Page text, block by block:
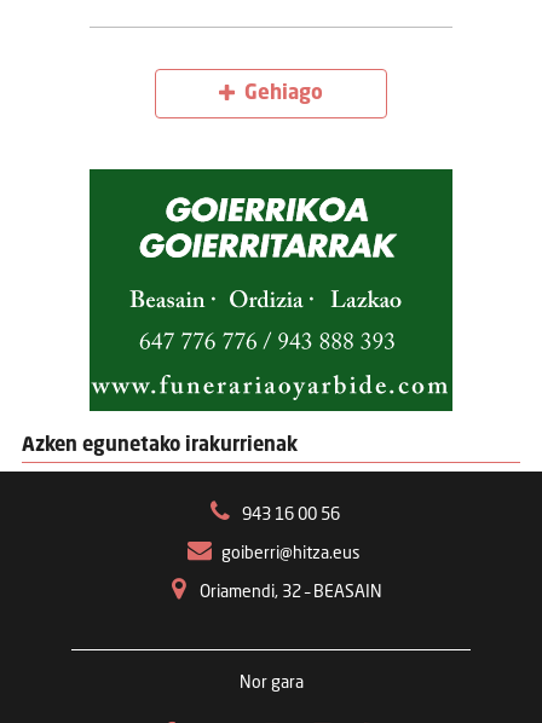
Gehiago
Azken egunetako irakurrienak
943 16 00 56
goiberri@hitza.eus
Oriamendi, 32 – BEASAIN
Nor gara